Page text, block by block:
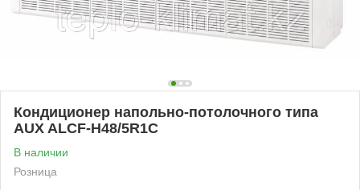
Кондиционер напольно-потолочного типа
AUX ALCF-H48/5R1C
В наличии
Розница